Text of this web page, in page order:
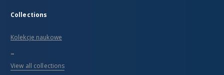
Collections
Kolekcje naukowe
...
View all collections